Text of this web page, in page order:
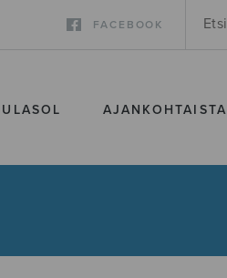
FACEBOOK
AJANKOHTAISTA